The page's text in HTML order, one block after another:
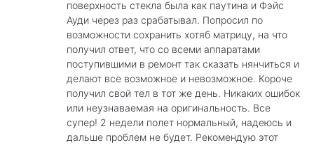
поверхность стекла была как паутина и Фэйс
Ауди через раз срабатывал. Попросил по
возможности сохранить хотяб матрицу, на что
получил ответ, что со всеми аппаратами
поступившими в ремонт так сказать нянчиться и
делают все возможное и невозможное. Короче
получил свой тел в тот же день. Никаких ошибок
или неузнаваемая на оригинальность. Все
супер! 2 недели полет нормальный, надеюсь и
дальше проблем не будет. Рекомендую этот